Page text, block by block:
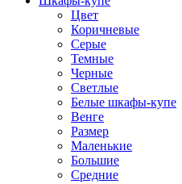
Цвет
Коричневые
Серые
Темные
Черные
Светлые
Белые шкафы-купе
Венге
Размер
Маленькие
Большие
Средние